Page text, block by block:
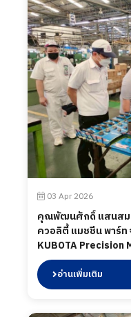
03 Apr 2026
คุณพัฒนศักดิ์ แสนสม
ควอลิตี้ แมชชีน พาร์ท
KUBOTA Precision
โดยทางบริษัท พี ควอ
ผลิตภัณฑ์ต่าง ๆ รวมถึ
ในส่วนของโรงงาน
อ่านเพิ่มเติม